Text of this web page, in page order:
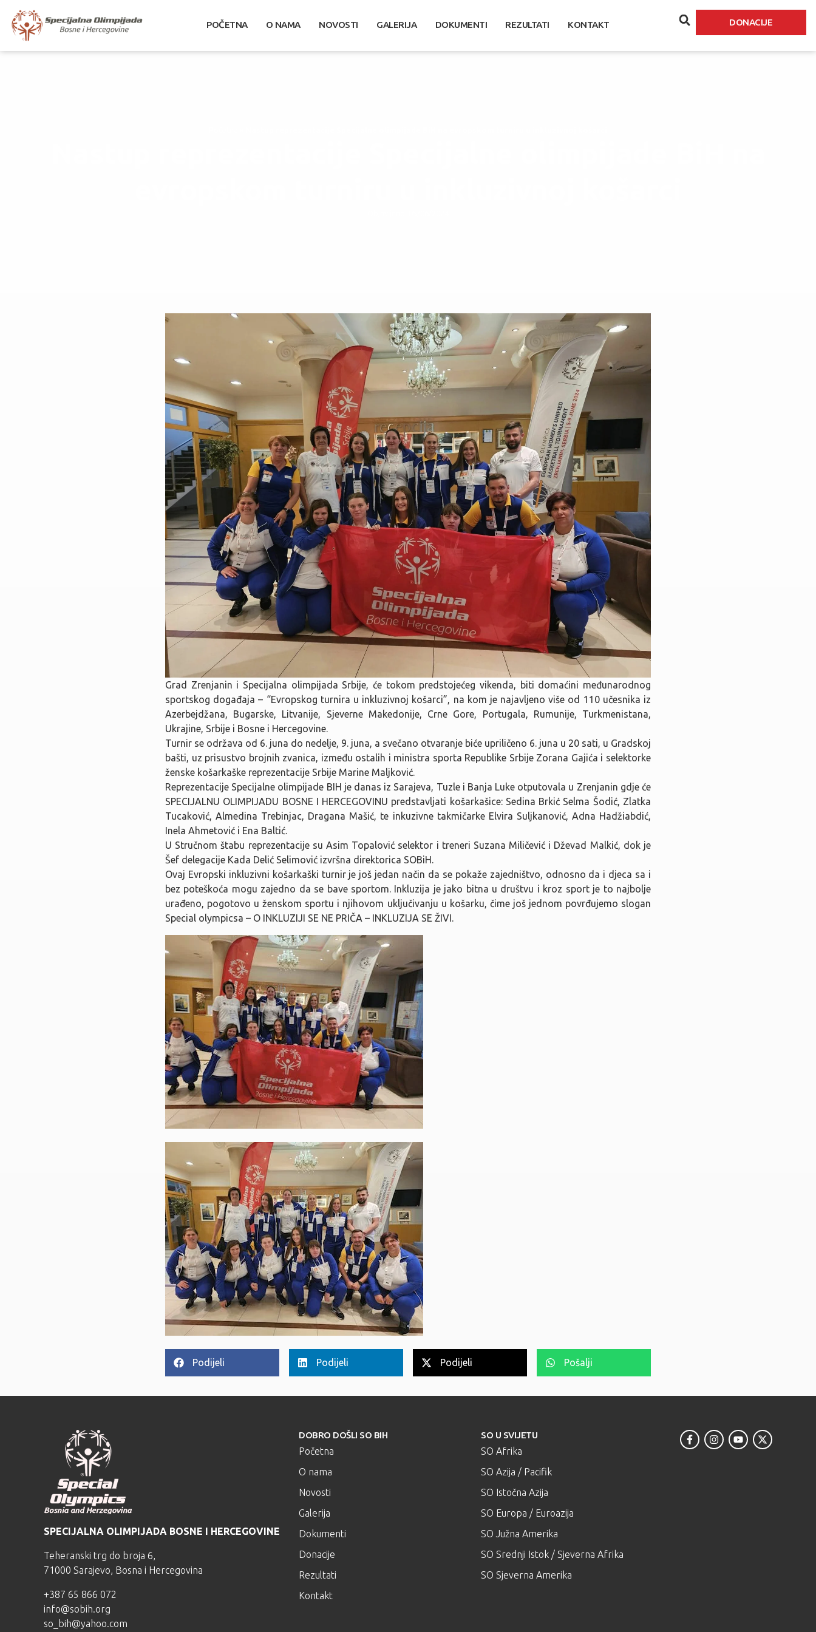
POČETNA O NAMA NOVOSTI GALERIJA DOKUMENTI REZULTATI KONTAKT DONACIJE
Grad Zrenjanin i Specijalna olimpijada Srbije, će tokom predstojećeg vikenda, biti domaćini međunarodnog
sportskog događaja – “Evropskog turnira u inkluzivnoj košarci”, na kom je najavljeno više od 110 učesnika iz
Azerbejdžana, Bugarske, Litvanije, Sjeverne Makedonije, Crne Gore, Portugala, Rumunije, Turkmenistana,
Ukrajine, Srbije i Bosne i Hercegovine.
Turnir se održava od 6. juna do nedelje, 9. juna, a svečano otvaranje biće upriličeno 6. juna u 20 sati, u Gradskoj
bašti, uz prisustvo brojnih zvanica, između ostalih i ministra sporta Republike Srbije Zorana Gajića i selektorke
ženske košarkaške reprezentacije Srbije Marine Maljković.
Reprezentacije Specijalne olimpijade BIH je danas iz Sarajeva, Tuzle i Banja Luke otputovala u Zrenjanin gdje će
SPECIJALNU OLIMPIJADU BOSNE I HERCEGOVINU predstavljati košarkašice: Sedina Brkić Selma Šodić, Zlatka
Tucaković, Almedina Trebinjac, Dragana Mašić, te inkuzivne takmičarke Elvira Suljkanović, Adna Hadžiabdić,
Inela Ahmetović i Ena Baltić.
U Stručnom štabu reprezentacije su Asim Topalović selektor i treneri Suzana Miličević i Dževad Malkić, dok je
Šef delegacije Kada Delić Selimović izvršna direktorica SOBiH.
Ovaj Evropski inkluzivni košarkaški turnir je još jedan način da se pokaže zajedništvo, odnosno da i djeca sa i
bez poteškoća mogu zajedno da se bave sportom. Inkluzija je jako bitna u društvu i kroz sport je to najbolje
urađeno, pogotovo u ženskom sportu i njihovom uključivanju u košarku, čime još jednom povrđujemo slogan
Special olympicsa – O INKLUZIJI SE NE PRIČA – INKLUZIJA SE ŽIVI.
Podijeli Podijeli Podijeli Pošalji
SPECIJALNA OLIMPIJADA BOSNE I HERCEGOVINE
Teheranski trg do broja 6,
71000 Sarajevo, Bosna i Hercegovina
+387 65 866 072
info@sobih.org
so_bih@yahoo.com
DOBRO DOŠLI SO BIH
Početna
O nama
Novosti
Galerija
Dokumenti
Donacije
Rezultati
Kontakt
SO U SVIJETU
SO Afrika
SO Azija / Pacifik
SO Istočna Azija
SO Europa / Euroazija
SO Južna Amerika
SO Srednji Istok / Sjeverna Afrika
SO Sjeverna Amerika